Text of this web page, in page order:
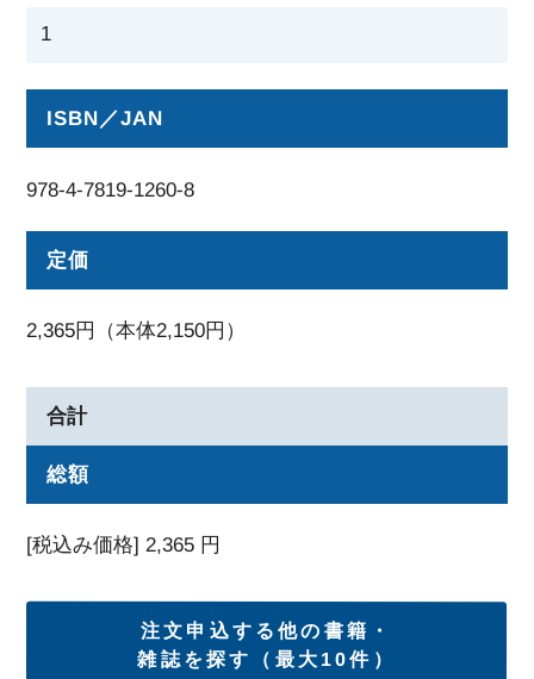
ISBN／JAN
978-4-7819-1260-8
定価
2,365円（本体2,150円）
合計
総額
[税込み価格]2,365 円
注文申込する他の書籍・
雑誌を探す（最大10件）